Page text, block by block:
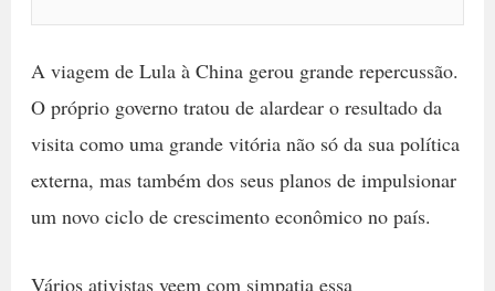
A viagem de Lula à China gerou grande repercussão.
O próprio governo tratou de alardear o resultado da
visita como uma grande vitória não só da sua política
externa, mas também dos seus planos de impulsionar
um novo ciclo de crescimento econômico no país.
Vários ativistas veem com simpatia essa